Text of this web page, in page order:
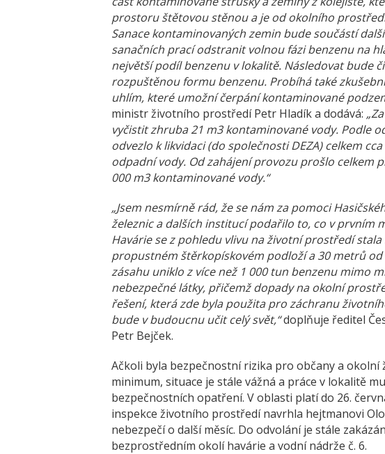
prostoru štětovou stěnou a je od okolního
Sanace kontaminovaných zemin bude součástí
sanačních prací odstranit volnou fázi benzenu na
největší podíl benzenu v lokalitě. Následovat bude
rozpuštěnou formu benzenu. Probíhá také
uhlím, které umožní čerpání kontaminované
ministr životního prostředí Petr Hladík a dodává:
vyčistit zhruba 21 m3 kontaminované vody. Podle
odvezlo k likvidaci (do společnosti DEZA) celkem
odpadní vody. Od zahájení provozu prošlo celkem
000 m3 kontaminované vody.“
„Jsem nesmírně rád, že se nám za pomoci
železnic a dalších institucí podařilo to, co v prvním
Havárie se z pohledu vlivu na životní prostředí
propustném štěrkopískovém podloží a 30 metrů
zásahu uniklo z více než 1 000 tun benzenu mimo
nebezpečné látky, přičemž dopady na okolní
řešení, která zde byla použita pro záchranu
bude v budoucnu učit celý svět,“doplňuje ředitel
Petr Bejček.
Ačkoli byla bezpečnostní rizika pro občany a
minimum, situace je stále vážná a práce v lokalitě
bezpečnostních opatření. V oblasti platí do 26.
inspekce životního prostředí navrhla hejtmanovi
nebezpečí o další měsíc. Do odvolání je stále
bezprostředním okolí havárie a vodní nádrže č. 6.